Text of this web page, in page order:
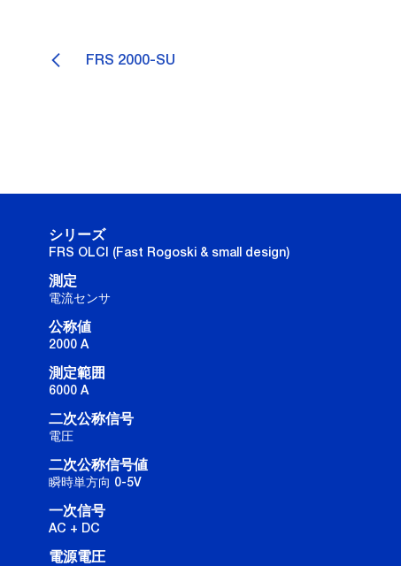
FRS 2000-SU
シリーズ
FRS OLCI (Fast Rogoski & small design)
測定
電流センサ
公称値
2000 A
測定範囲
6000 A
二次公称信号
電圧
二次公称信号値
瞬時単方向 0-5V
一次信号
AC + DC
電源電圧